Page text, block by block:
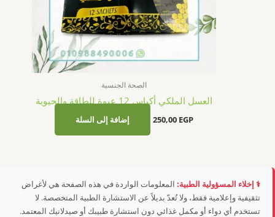
الصحة الجنسية
العسل الملكي أكياس 12 عبوة للطاقة والحيوية
250,00 EGP إضافة إلى السلة
⚕️ إخلاء المسؤولية الطبية: المعلومات الواردة في هذه الصفحة هي لأغراض
تثقيفية وإعلامية فقط، ولا تُعدّ بديلاً عن الاستشارة الطبية المتخصصة. لا
تستخدم أي دواء أو مكمل غذائي دون استشارة طبيبك أو صيدلانيك المعتمد.